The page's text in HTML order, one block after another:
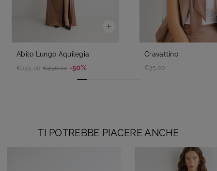
Abito Lungo Aquilegia
€245,00 €490,00 -50%
Cravattino
€35,00
TI POTREBBE PIACERE ANCHE